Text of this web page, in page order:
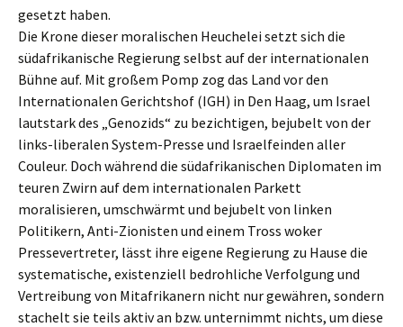
gesetzt haben.
Die Krone dieser moralischen Heuchelei setzt sich die
südafrikanische Regierung selbst auf der internationalen
Bühne auf. Mit großem Pomp zog das Land vor den
Internationalen Gerichtshof (IGH) in Den Haag, um Israel
lautstark des „Genozids“ zu bezichtigen, bejubelt von der
links-liberalen System-Presse und Israelfeinden aller
Couleur. Doch während die südafrikanischen Diplomaten im
teuren Zwirn auf dem internationalen Parkett
moralisieren, umschwärmt und bejubelt von linken
Politikern, Anti-Zionisten und einem Tross woker
Pressevertreter, lässt ihre eigene Regierung zu Hause die
systematische, existenziell bedrohliche Verfolgung und
Vertreibung von Mitafrikanern nicht nur gewähren, sondern
stachelt sie teils aktiv an bzw. unternimmt nichts, um diese